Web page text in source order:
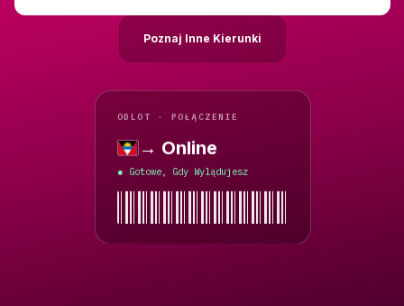
Poznaj Inne Kierunki
ODLOT · POŁĄCZENIE
Antigua i Barbuda
→ Online
● Gotowe, Gdy Wylądujesz